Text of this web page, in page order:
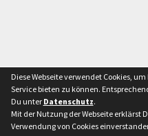
Diese Webseite verwendet Cookies,
Service bieten zu können.
Du unter Datenschutz.
Mit der Nutzung der Webseite erklärst
Verwendung von Cookies